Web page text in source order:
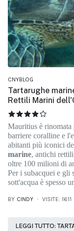
CNYBLOG
Tartarughe
Rettili Marini
VALUTAZIONE ATTUALE:
Mauritius è rinomata
barriere coralline e
abitanti più iconici
marine, antichi
oltre 100 milioni di
Per i subacquei e gli
sott'acqua è spesso
BY CINDY VISITE: 1611
LEGGI TUTTO: